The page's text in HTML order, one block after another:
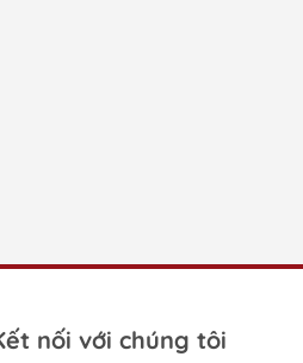
nối với chúng tôi